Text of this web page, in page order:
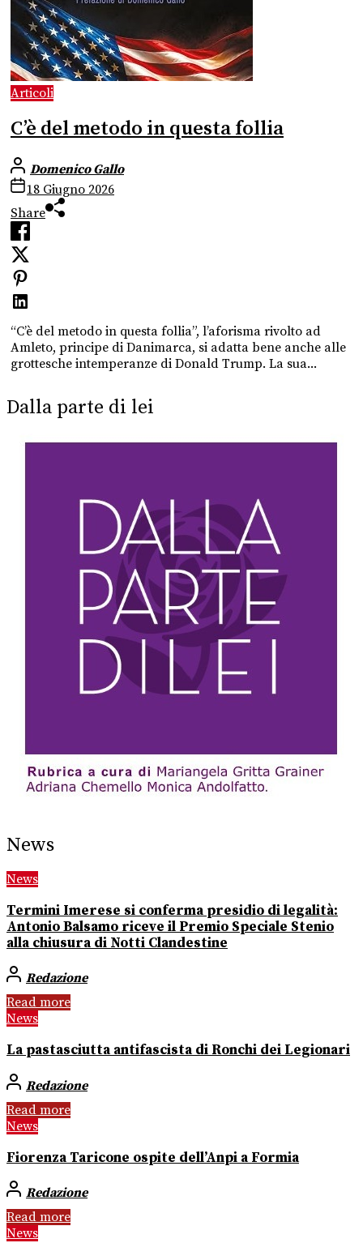
Articoli
C’è del metodo in questa follia
Domenico Gallo
18 Giugno 2026
Share
“C’è del metodo in questa follia”, l’aforisma rivolto ad
Amleto, principe di Danimarca, si adatta bene anche alle
grottesche intemperanze di Donald Trump. La sua...
Dalla parte di lei
News
News
Termini Imerese si conferma presidio di legalità:
Antonio Balsamo riceve il Premio Speciale Stenio
alla chiusura di Notti Clandestine
Redazione
Read more
News
La pastasciutta antifascista di Ronchi dei Legionari
Redazione
Read more
News
Fiorenza Taricone ospite dell’Anpi a Formia
Redazione
Read more
News